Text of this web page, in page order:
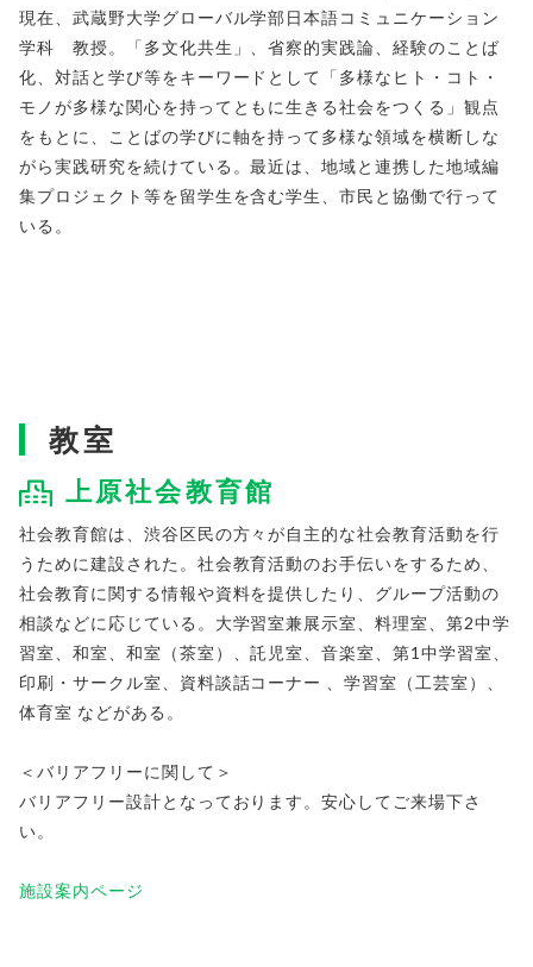
現在、武蔵野大学グローバル学部日本語コミュニケーション
学科 教授。「多文化共生」、省察的実践論、経験のことば
化、対話と学び等をキーワードとして「多様なヒト・コト・
モノが多様な関心を持ってともに生きる社会をつくる」観点
をもとに、ことばの学びに軸を持って多様な領域を横断しな
がら実践研究を続けている。最近は、地域と連携した地域編
集プロジェクト等を留学生を含む学生、市民と協働で行って
いる。
教室
上原社会教育館
社会教育館は、渋谷区民の方々が自主的な社会教育活動を行
うために建設された。社会教育活動のお手伝いをするため、
社会教育に関する情報や資料を提供したり、グループ活動の
相談などに応じている。大学習室兼展示室、料理室、第2中学
習室、和室、和室（茶室）、託児室、音楽室、第1中学習室、
印刷・サークル室、資料談話コーナー 、学習室（工芸室）、
体育室 などがある。
＜バリアフリーに関して＞
バリアフリー設計となっております。安心してご来場下さ
い。
施設案内ページ